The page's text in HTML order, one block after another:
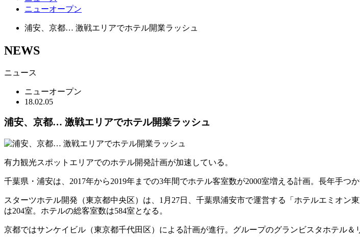
ニューオープン
浦安、京都… 激戦エリアでホテル開業ラッシュ
NEWS
ニュース
ニューオープン
18.02.05
浦安、京都… 激戦エリアでホテル開業ラッシュ
有力観光スポットエリアでのホテル開発計画が加速している。
千葉県・浦安は、2017年から2019年までの3年間でホテル客室数が2000室増える計画。長年手つ
スターツホテル開発（東京都中央区）は、1月27日、千葉県浦安市で運営する「ホテルエミオ
は204室。ホテルの総客室数は584室となる。
京都ではサンケイビル（東京都千代田区）による計画が進行。グループのグランビスタホテル